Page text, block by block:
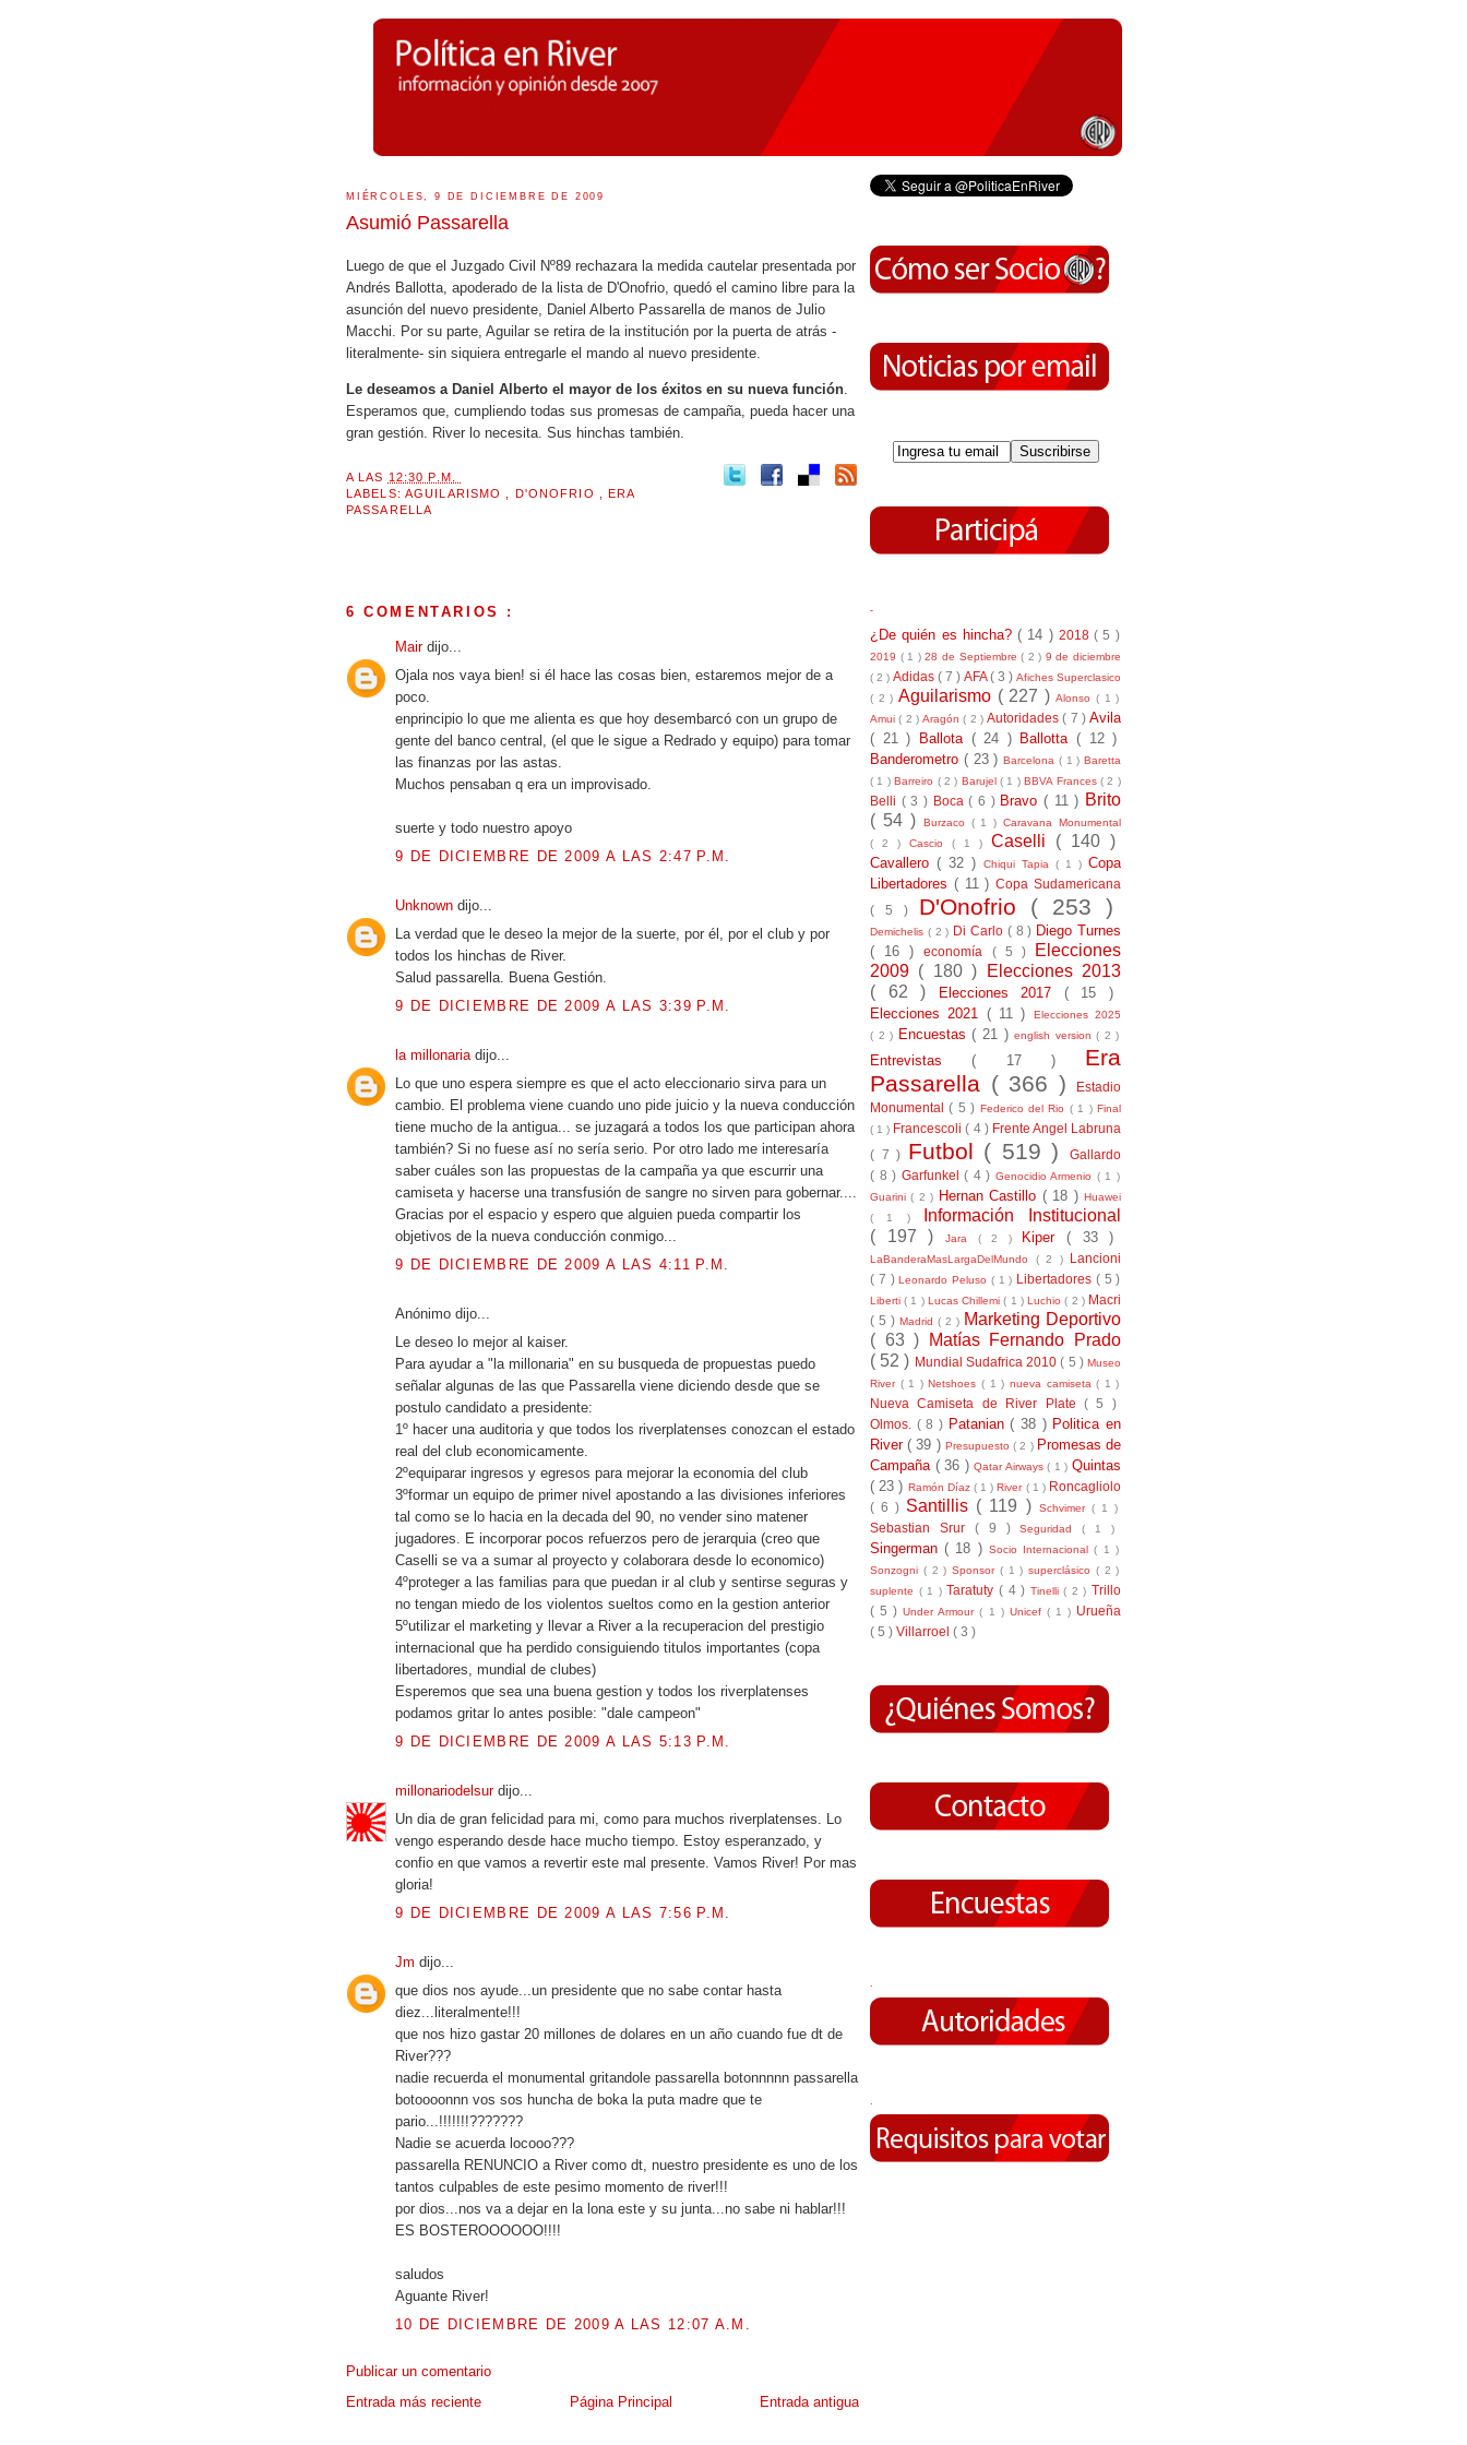
MIÉRCOLES, 9 DE DICIEMBRE DE 2009
Asumió Passarella
Luego de que el Juzgado Civil Nº89 rechazara la medida cautelar presentada por
Andrés Ballotta, apoderado de la lista de D'Onofrio, quedó el camino libre para la
asunción del nuevo presidente, Daniel Alberto Passarella de manos de Julio
Macchi. Por su parte, Aguilar se retira de la institución por la puerta de atrás -
literalmente- sin siquiera entregarle el mando al nuevo presidente.
Le deseamos a Daniel Alberto el mayor de los éxitos en su nueva función.
Esperamos que, cumpliendo todas sus promesas de campaña, pueda hacer una
gran gestión. River lo necesita. Sus hinchas también.
A LAS 12:30 P.M.
LABELS: AGUILARISMO D'ONOFRIO ,ERA
PASSARELLA
6 COMENTARIOS :
Mair dijo...
Ojala nos vaya bien! si él hace las cosas bien, estaremos mejor de a
poco.
enprincipio lo que me alienta es que hoy desembarcó con un grupo de
gente del banco central, (el que le sigue a Redrado y equipo) para tomar
las finanzas por las astas.
Muchos pensaban q era un improvisado.
suerte y todo nuestro apoyo
9 DE DICIEMBRE DE 2009 A LAS 2:47 P.M.
Unknown dijo...
La verdad que le deseo la mejor de la suerte, por él, por el club y por
todos los hinchas de River.
Salud passarella. Buena Gestión.
9 DE DICIEMBRE DE 2009 A LAS 3:39 P.M.
la millonaria dijo...
Lo que uno espera siempre es que el acto eleccionario sirva para un
cambio. El problema viene cuando uno pide juicio y la nueva conducción
tiene mucho de la antigua... se juzagará a todos los que participan ahora
también? Si no fuese así no sería serio. Por otro lado me interesaría
saber cuáles son las propuestas de la campaña ya que escurrir una
camiseta y hacerse una transfusión de sangre no sirven para gobernar....
Gracias por el espacio y espero que alguien pueda compartir los
objetivos de la nueva conducción conmigo...
9 DE DICIEMBRE DE 2009 A LAS 4:11 P.M.
Anónimo dijo...
Le deseo lo mejor al kaiser.
Para ayudar a "la millonaria" en su busqueda de propuestas puedo
señalar algunas de las que Passarella viene diciendo desde que se
postulo candidato a presidente:
1º hacer una auditoria y que todos los riverplatenses conozcan el estado
real del club economicamente.
2ºequiparar ingresos y egresos para mejorar la economia del club
3ºformar un equipo de primer nivel apostando a las divisiones inferiores
tal como se lo hacia en la decada del 90, no vender sino matener
jugadores. E incorporar pocos refuerzos pero de jerarquia (creo que
Caselli se va a sumar al proyecto y colaborara desde lo economico)
4ºproteger a las familias para que puedan ir al club y sentirse seguras y
no tengan miedo de los violentos sueltos como en la gestion anterior
5ºutilizar el marketing y llevar a River a la recuperacion del prestigio
internacional que ha perdido consiguiendo titulos importantes (copa
libertadores, mundial de clubes)
Esperemos que sea una buena gestion y todos los riverplatenses
podamos gritar lo antes posible: "dale campeon"
9 DE DICIEMBRE DE 2009 A LAS 5:13 P.M.
millonariodelsur dijo...
Un dia de gran felicidad para mi, como para muchos riverplatenses. Lo
vengo esperando desde hace mucho tiempo. Estoy esperanzado, y
confio en que vamos a revertir este mal presente. Vamos River! Por mas
gloria!
9 DE DICIEMBRE DE 2009 A LAS 7:56 P.M.
Jm dijo...
que dios nos ayude...un presidente que no sabe contar hasta
diez...literalmente!!!
que nos hizo gastar 20 millones de dolares en un año cuando fue dt de
River???
nadie recuerda el monumental gritandole passarella botonnnnn passarella
botoooonnn vos sos huncha de boka la puta madre que te
pario...!!!!!!!???????
Nadie se acuerda locooo???
passarella RENUNCIO a River como dt, nuestro presidente es uno de los
tantos culpables de este pesimo momento de river!!!
por dios...nos va a dejar en la lona este y su junta...no sabe ni hablar!!!
ES BOSTEROOOOOO!!!!
saludos
Aguante River!
10 DE DICIEMBRE DE 2009 A LAS 12:07 A.M.
Publicar un comentario
Entrada más reciente
Entrada antigua
Página Principal
-
¿De quién es hincha?( 14 ) 2018( 5 )
2019 ( 1 )28 de Septiembre( 2 ) 9 de diciembre
( 2 ) Adidas ( 7 ) AFA( 3 ) Afiches Superclasico
( 2 ) Aguilarismo ( 227 )Alonso( 1 )
Amui( 2 ) Aragón( 2 ) Autoridades( 7 ) Avila
( 21 )
Ballota ( 24 ) Ballotta( 12 )
Banderometro ( 23 ) Barcelona ( 1 ) Baretta
( 1 )Barreiro ( 2 ) Barujel ( 1 )BBVA Frances ( 2 )
Belli ( 3 ) Boca( 6 ) Bravo( 11 ) Brito
( 54 )
Burzaco ( 1 )Caravana Monumental
( 2 ) Cascio ( 1 ) Caselli ( 140 )
Cavallero ( 32 ) Chiqui Tapia ( 1 ) Copa
Libertadores ( 11 )Copa Sudamericana
( 5 ) D'Onofrio ( 253 )
Demichelis ( 2 ) Di Carlo ( 8 ) Diego Turnes
( 16 )economía ( 5 )
Elecciones
2009 ( 180 )
Elecciones 2013
( 62 )
Elecciones 2017 ( 15 )
Elecciones 2021 ( 11 )
Elecciones 2025
( 2 )
Encuestas( 21 )english version( 2 )
Entrevistas( 17 ) Era
Passarella ( 366 )
Estadio
Monumental( 5 ) Federico del Rio ( 1 )Final
( 1 ) Francescoli( 4 ) Frente Angel Labruna
( 7 ) Futbol ( 519 )Gallardo
( 8 ) Garfunkel ( 4 ) Genocidio Armenio ( 1 )
Guarini( 2 ) Hernan Castillo ( 18 )Huawei
( 1 )
Información Institucional
( 197 )
Jara ( 2 ) Kiper( 33 )
LaBanderaMasLargaDelMundo ( 2 ) Lancioni
( 7 )Leonardo Peluso ( 1 ) Libertadores ( 5 )
Liberti( 1 ) Lucas Chillemi( 1 )Luchio( 2 ) Macri
( 5 ) Madrid ( 2 ) Marketing Deportivo
( 63 )
Matías Fernando Prado
( 52 ) Mundial Sudafrica 2010( 5 )Museo
River ( 1 )Netshoes( 1 ) nueva camiseta( 1 )
Nueva Camiseta de River Plate ( 5 )
Olmos. ( 8 ) Patanian( 38 ) Politica en
River( 39 ) Presupuesto( 2 ) Promesas de
Campaña ( 36 )Qatar Airways( 1 )Quintas
( 23 ) Ramón Díaz ( 1 )River ( 1 ) Roncagliolo
( 6 ) Santillis ( 119 ) Schvimer ( 1 )
Sebastian Srur ( 9 )Seguridad( 1 )
Singerman( 18 ) Socio Internacional( 1 )
Sonzogni ( 2 ) Sponsor ( 1 ) superclásico ( 2 )
suplente ( 1 ) Taratuty ( 4 ) Tinelli( 2 ) Trillo
( 5 )Under Armour( 1 ) Unicef ( 1 ) Urueña
( 5 ) Villarroel ( 3 )